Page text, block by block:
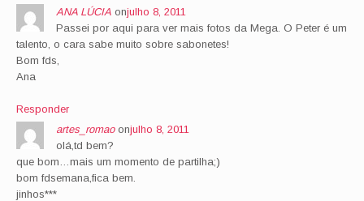
ANA LÚCIA onjulho 8, 2011
Passei por aqui para ver mais fotos da Mega. O Peter é um
talento, o cara sabe muito sobre sabonetes!
Bom fds,
Ana
Responder
artes_romaoonjulho 8, 2011
olá,td bem?
que bom…mais um momento de partilha;)
bom fdsemana,fica bem.
jinhos***